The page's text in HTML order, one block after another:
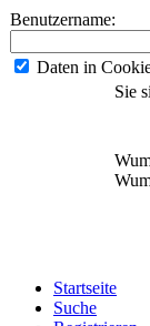
Benutzername:
Daten in
Sie
Startseite
Suche